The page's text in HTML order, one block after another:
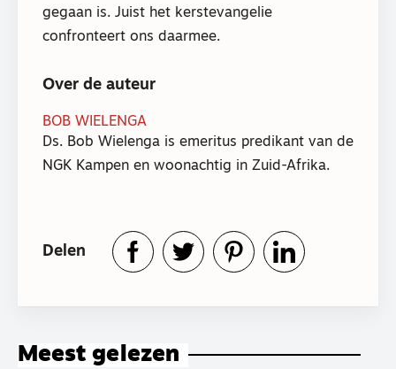
gegaan is. Juist het kerstevangelie
confronteert ons daarmee.
Over de auteur
BOB WIELENGA
Ds. Bob Wielenga is emeritus predikant van de
NGK Kampen en woonachtig in Zuid-Afrika.
Delen
Meest gelezen